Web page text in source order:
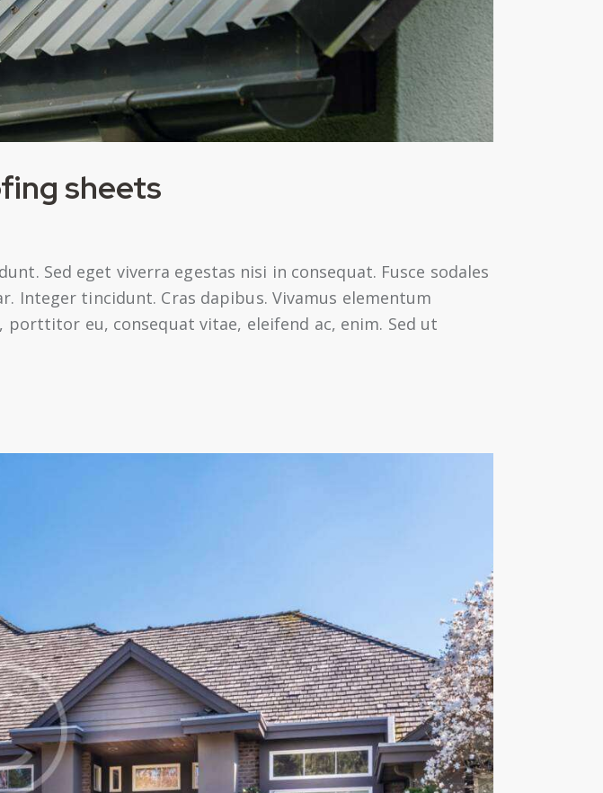
sheets
Sed eget viverra egestas nisi in consequat. Fusce sodales
Integer tincidunt. Cras dapibus. Vivamus elementum
eu, consequat vitae, eleifend ac, enim. Sed ut